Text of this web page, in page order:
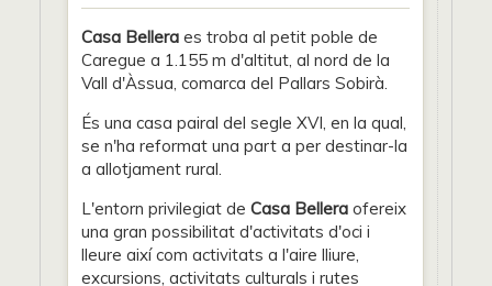
Casa Bellera es troba al petit poble de
Caregue a 1.155 m d'altitut, al nord de la
Vall d'Àssua, comarca del Pallars Sobirà.
És una casa pairal del segle XVI, en la qual,
se n'ha reformat una part a per destinar-la
a allotjament rural.
L'entorn privilegiat de Casa Bellera ofereix
una gran possibilitat d'activitats d'oci i
lleure així com activitats a l'aire lliure,
excursions, activitats culturals i rutes